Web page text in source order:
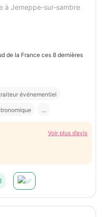
à Jemeppe-sur-sambre
de la France ces 8 dernières
événementiel
...
Voir plus d’avis